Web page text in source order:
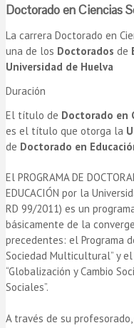
Doctorado en Ciencias
La carrera Doctorado en
una de los Doctorados de
Universidad de Huelva
Duración
El título de Doctorado en
es el título que otorga la
de Doctorado en
El PROGRAMA DE
EDUCACIÓN por la
RD 99/2011) es un
básicamente de la
precedentes: el Programa
Sociedad Multicultural” y
“Globalización y Cambio
Sociales”.
A través de su